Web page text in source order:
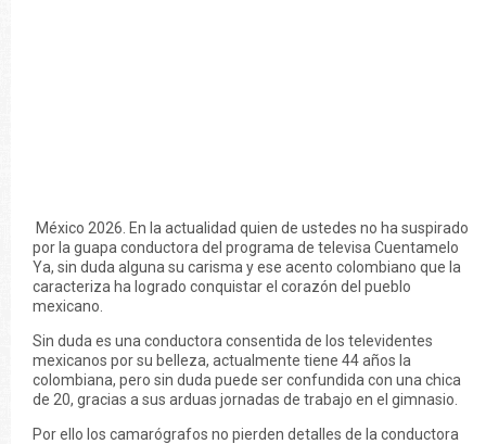
México 2026. En la actualidad quien de ustedes no ha suspirado
por la guapa conductora del programa de televisa Cuentamelo
Ya, sin duda alguna su carisma y ese acento colombiano que la
caracteriza ha logrado conquistar el corazón del pueblo
mexicano.
Sin duda es una conductora consentida de los televidentes
mexicanos por su belleza, actualmente tiene 44 años la
colombiana, pero sin duda puede ser confundida con una chica
de 20, gracias a sus arduas jornadas de trabajo en el gimnasio.
Por ello los camarógrafos no pierden detalles de la conductora